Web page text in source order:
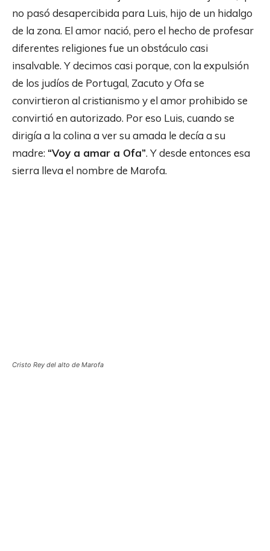
no pasó desapercibida para Luis, hijo de un hidalgo
de la zona. El amor nació, pero el hecho de profesar
diferentes religiones fue un obstáculo casi
insalvable. Y decimos casi porque, con la expulsión
de los judíos de Portugal, Zacuto y Ofa se
convirtieron al cristianismo y el amor prohibido se
convirtió en autorizado. Por eso Luis, cuando se
dirigía a la colina a ver su amada le decía a su
madre: “Voy a amar a Ofa”. Y desde entonces esa
sierra lleva el nombre de Marofa.
Cristo Rey del alto de Marofa